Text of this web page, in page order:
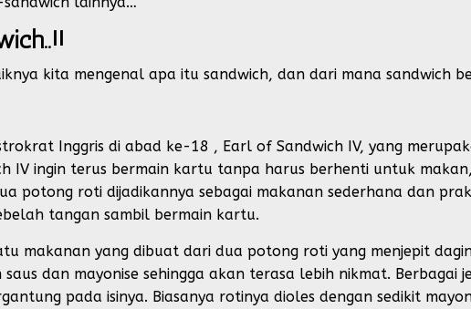
kita mengenal apa itu sandwich, dan dari mana sandwich
Inggris di abad ke-18 , Earl of Sandwich IV, yang
IV ingin terus bermain kartu tanpa harus berhenti untuk
potong roti dijadikannya sebagai makanan sederhana dan
tangan sambil bermain kartu.
makanan yang dibuat dari dua potong roti yang menjepit
dan mayonise sehingga akan terasa lebih nikmat. Berbagai
pada isinya. Biasanya rotinya dioles dengan sedikit